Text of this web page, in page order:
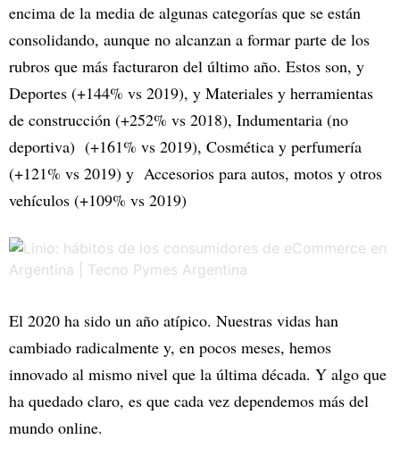
encima de la media de algunas categorías que se están
consolidando, aunque no alcanzan a formar parte de los
rubros que más facturaron del último año. Estos son, y
Deportes (+144% vs 2019), y Materiales y herramientas
de construcción (+252% vs 2018), Indumentaria (no
deportiva) (+161% vs 2019), Cosmética y perfumería
(+121% vs 2019) y Accesorios para autos, motos y otros
vehículos (+109% vs 2019)
El 2020 ha sido un año atípico. Nuestras vidas han
cambiado radicalmente y, en pocos meses, hemos
innovado al mismo nivel que la última década. Y algo que
ha quedado claro, es que cada vez dependemos más del
mundo online.